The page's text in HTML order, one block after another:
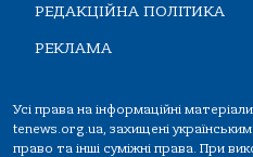
РЕДАКЦІЙНА ПОЛІТИКА
РЕКЛАМА
Усі права на інформаційні
tenews.org.ua, захищені
право та інші суміжні права. При